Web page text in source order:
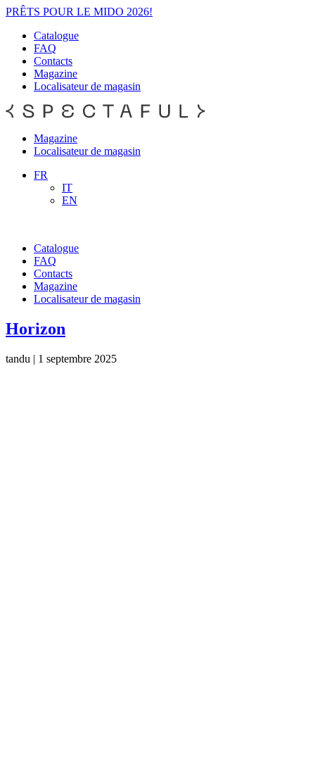
PRÊTS POUR LE MIDO 2026!
Catalogue
FAQ
Contacts
Magazine
Localisateur de magasin
Magazine
Localisateur de magasin
FR
IT
EN
Catalogue
FAQ
Contacts
Magazine
Localisateur de magasin
Horizon
tandu | 1 septembre 2025